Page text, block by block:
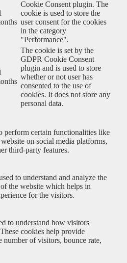
Cookie Consent plugin. The
cookie is used to store the
user consent for the cookies
in the category
"Performance".
The cookie is set by the
GDPR Cookie Consent
plugin and is used to store
whether or not user has
consented to the use of
cookies. It does not store any
personal data.
perform certain functionalities like
on social media platforms,
third-party features.
to understand and analyze the
the website which helps in
for the visitors.
to understand how visitors
cookies help provide
number of visitors, bounce rate,